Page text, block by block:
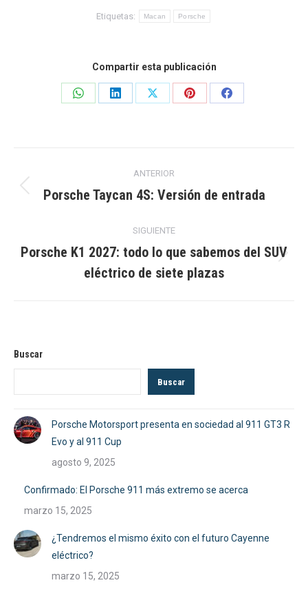
Etiquetas: Macan Porsche
Compartir esta publicación
Share
Share
Share
Share
Share
entre
publicaciones
ANTERIOR
Publicación
Porsche Taycan 4S: Versión de entrada
SIGUIENTE
Publicación
siguiente:
Porsche K1 2027: todo lo que sabemos del SUV
eléctrico de siete plazas
Buscar
Buscar
Porsche Motorsport presenta en sociedad al 911 GT3 R
Evo y al 911 Cup
agosto 9, 2025
Confirmado: El Porsche 911 más extremo se acerca
marzo 15, 2025
¿Tendremos el mismo éxito con el futuro Cayenne
eléctrico?
marzo 15, 2025